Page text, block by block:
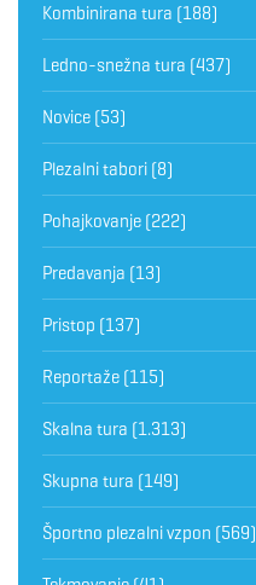
Kombinirana tura (188)
Ledno-snežna tura (437)
Novice (53)
Plezalni tabori (8)
Pohajkovanje (222)
Predavanja (13)
Pristop (137)
Reportaže (115)
Skalna tura (1.313)
Skupna tura (149)
Športno plezalni vzpon (569)